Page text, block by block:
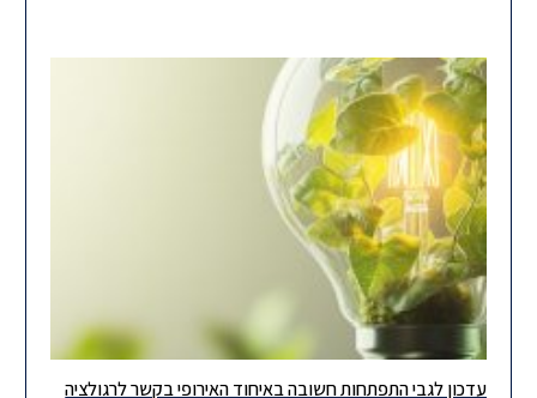
עדכון לגבי התפתחות חשובה באיחוד האירופי בקשר לרגולציה